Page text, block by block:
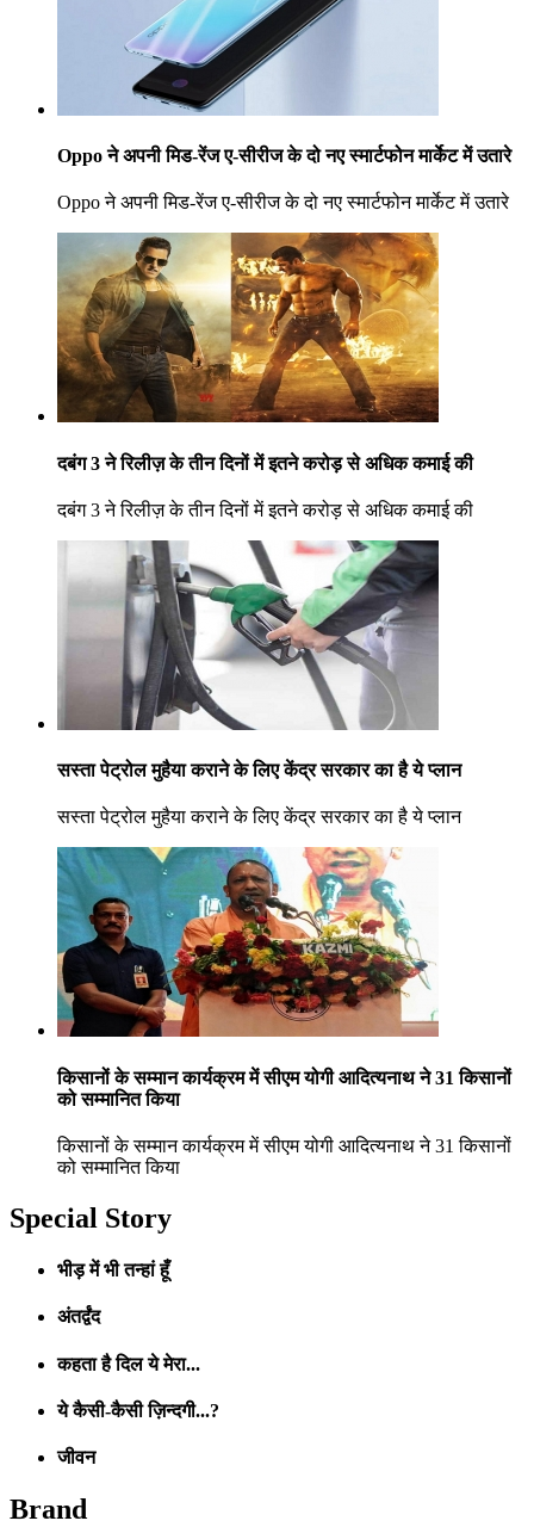
Oppo ने अपनी मिड-रेंज ए-सीरीज के दो नए स्मार्टफोन मार्केट में उतारे
Oppo ने अपनी मिड-रेंज ए-सीरीज के दो नए स्मार्टफोन मार्केट में उतारे
दबंग 3 ने रिलीज़ के तीन दिनों में इतने करोड़ से अधिक कमाई की
दबंग 3 ने रिलीज़ के तीन दिनों में इतने करोड़ से अधिक कमाई की
सस्ता पेट्रोल मुहैया कराने के लिए केंद्र सरकार का है ये प्लान
सस्ता पेट्रोल मुहैया कराने के लिए केंद्र सरकार का है ये प्लान
किसानों के सम्मान कार्यक्रम में सीएम योगी आदित्यनाथ ने 31 किसानों
को सम्मानित किया
किसानों के सम्मान कार्यक्रम में सीएम योगी आदित्यनाथ ने 31 किसानों
को सम्मानित किया
Special Story
भीड़ में भी तन्हां हूँ
अंतर्द्वंद
कहता है दिल ये मेरा...
ये कैसी-कैसी ज़िन्दगी...?
जीवन
Brand